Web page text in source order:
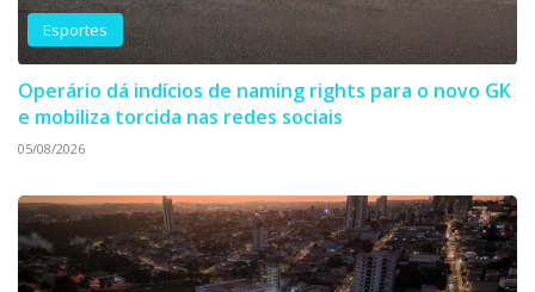
Esportes
Operário dá indícios de naming rights para o novo GK
e mobiliza torcida nas redes sociais
05/08/2026